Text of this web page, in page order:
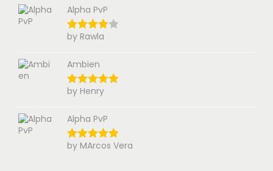
Alpha PvP
by Rawla
Ambien
by Henry
Alpha PvP
by MArcos Vera